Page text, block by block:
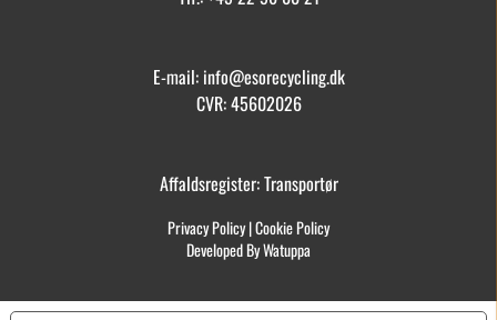
E-mail: info@esorecycling.dk
CVR: 45602026
Affaldsregister: Transportør
Privacy Policy|Cookie Policy
Developed By Watuppa